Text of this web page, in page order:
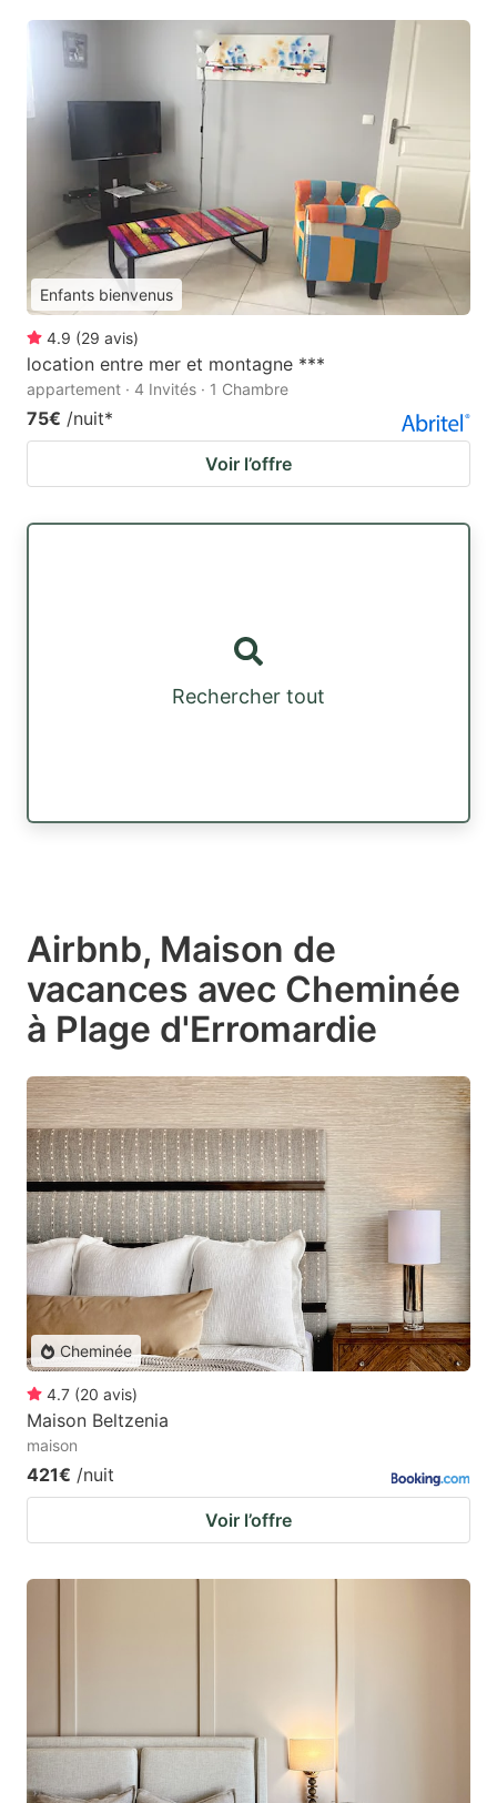
Enfants bienvenus
4.9 (29 avis)
location entre mer et montagne ***
appartement · 4 Invités · 1 Chambre
75€ /nuit*
Voir l’offre
Rechercher tout
Airbnb, Maison de
vacances avec Cheminée
à Plage d'Erromardie
Cheminée
4.7 (20 avis)
Maison Beltzenia
maison
421€ /nuit
Voir l’offre